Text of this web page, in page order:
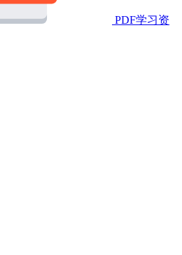
PDF学习资